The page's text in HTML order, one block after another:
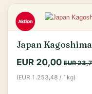
Japan
EUR 20,00 EUR
(EUR 1.253,48 / 1kg)